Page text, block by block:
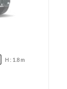
H : 1.8 m